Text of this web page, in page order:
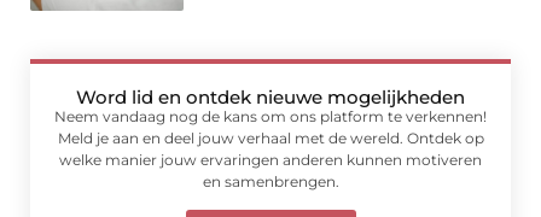
Word lid en ontdek nieuwe mogelijkheden
Neem vandaag nog de kans om ons platform te verkennen!
Meld je aan en deel jouw verhaal met de wereld. Ontdek op
welke manier jouw ervaringen anderen kunnen motiveren
en samenbrengen.